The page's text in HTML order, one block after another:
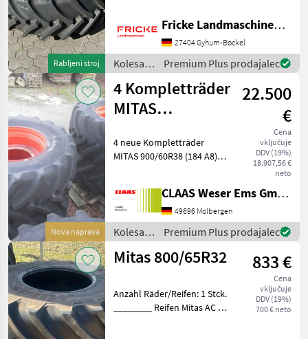
Rabljeni stroj
kolesa, platišča in
pnevmatike
Fricke Landmaschinen GmbH
27404 Gyhum-Bockel
Kolesa,
platišča
in
pnevmatike
/ Mitas
Premium Plus prodajalec
Nova naprava
4 Kompletträder
MITAS
XERION 4000
22.500
€
Cena
vključuje
DDV (19%)
18.907,56 €
neto
4 neue Kompletträder
MITAS 900/60R38 (184 A8),
Angebotspreis inkl. 19%
MwSt. Der Standort kann
sich ändern, bitte vor
Besicht
CLAAS Weser Ems GmbH
49696 Molbergen
Kolesa,
platišča
in
/ Mitas
Premium Plus prodajalec
Mitas 800/65R32 833 €
Cena
vključuje
DDV (19%)
700 € neto
Anzahl Räder/Reifen: 1 Stck.
________ Reifen Mitas AC 70